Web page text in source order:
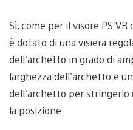
Sì, come per il visore PS
è dotato di una visiera
dell’archetto in grado di
larghezza dell’archetto e
dell’archetto per
la posizione.